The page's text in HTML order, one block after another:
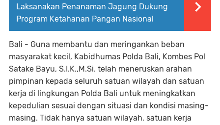
Laksanakan Penanaman Jagung Dukung
Program Ketahanan Pangan Nasional
Bali - Guna membantu dan meringankan beban
masyarakat kecil, Kabidhumas Polda Bali, Kombes Pol
Satake Bayu, S.I.K.,M.Si. telah meneruskan arahan
pimpinan kepada seluruh satuan wilayah dan satuan
kerja di lingkungan Polda Bali untuk meningkatkan
kepedulian sesuai dengan situasi dan kondisi masing-
masing. Tidak hanya satuan wilayah, satuan kerja